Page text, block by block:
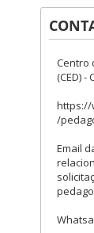
Centro
(CED) -
https://
/
Email